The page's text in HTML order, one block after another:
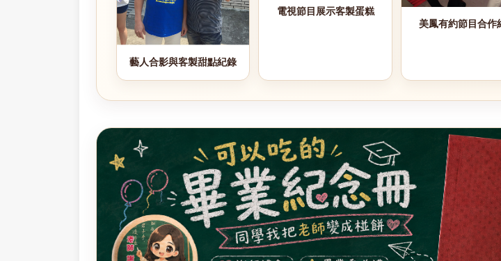
藝人合影與客製甜點紀錄
電視節目展示客製蛋糕
美鳳有約節目合作